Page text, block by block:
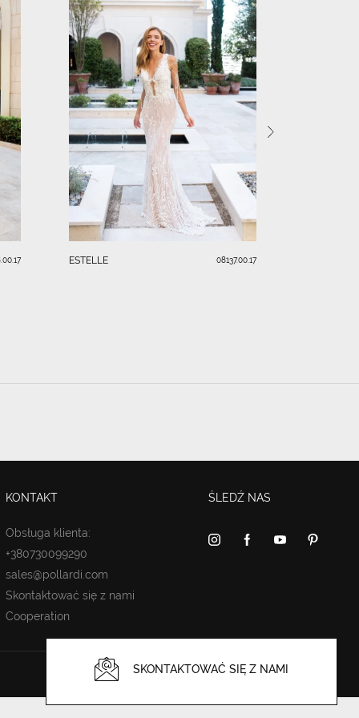
ESTELLE 08137.00.17
KONTAKT
Obsługa klienta:
+380730099290
sales@pollardi.com
Skontaktować się z nami
Cooperation
ŚLEDŹ NAS
SKONTAKTOWAĆ SIĘ Z NAMI